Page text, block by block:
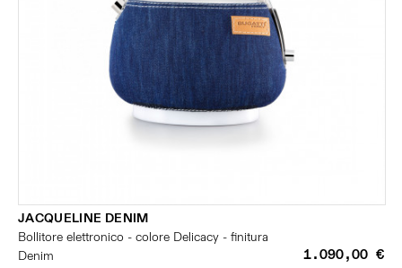
JACQUELINE DENIM
Bollitore elettronico - colore Delicacy - finitura
Denim
1.090,00 €